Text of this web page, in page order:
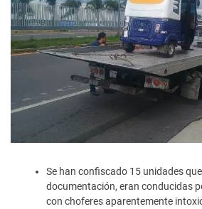
Se han confiscado 15 unidades
documentación, eran conducidas
con choferes aparentemente